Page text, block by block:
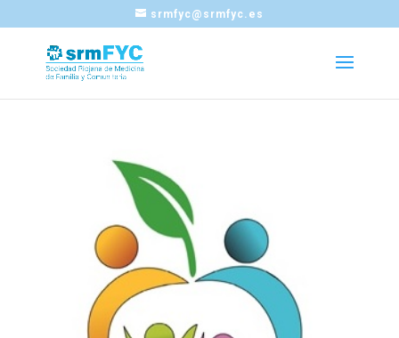
srmfyc@srmfyc.es